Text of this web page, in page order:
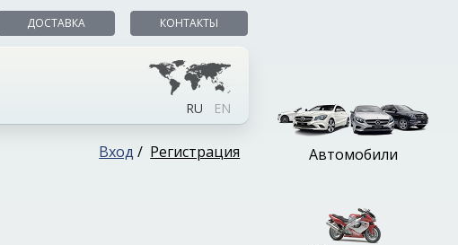
ДОСТАВКА КОНТАКТЫ
RU EN
Вход / Регистрация Автомобили